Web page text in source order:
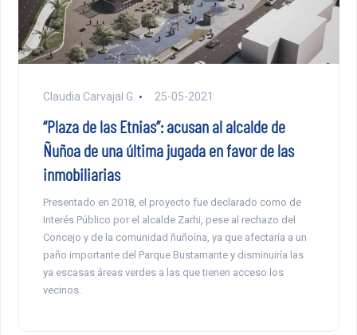
Claudia Carvajal G. 25-05-2021
“Plaza de las Etnias”: acusan al alcalde de
Ñuñoa de una última jugada en favor de las
inmobiliarias
Presentado en 2018, el proyecto fue declarado como de
Interés Público por el alcalde Zarhi, pese al rechazo del
Concejo y de la comunidad ñuñoína, ya que afectaría a un
paño importante del Parque Bustamante y disminuiría las
ya escasas áreas verdes a las que tienen acceso los
vecinos.